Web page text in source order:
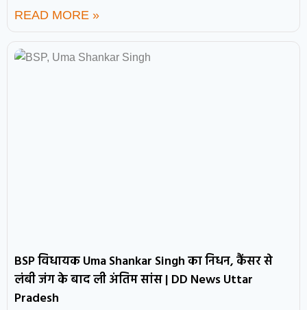
READ MORE »
BSP विधायक Uma Shankar Singh का निधन, कैंसर से
लंबी जंग के बाद ली अंतिम सांस | DD News Uttar
Pradesh